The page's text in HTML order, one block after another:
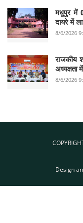
मधुपुर में
दायरे में
8/6/2026
राजकीय
अध्यक्षता
8/6/2026
Design